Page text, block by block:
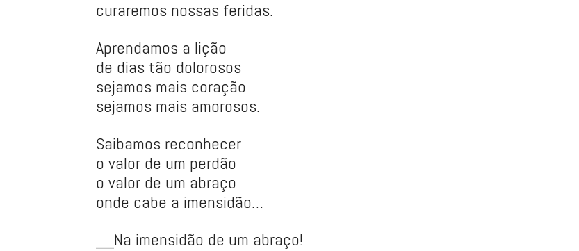
curaremos nossas feridas.
Aprendamos a lição
de dias tão dolorosos
sejamos mais coração
sejamos mais amorosos.
Saibamos reconhecer
o valor de um perdão
o valor de um abraço
onde cabe a imensidão…
__Na imensidão de um abraço!